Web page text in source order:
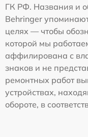
ГК РФ. Названия и
Behringer
целях — чтобы
которой мы
аффилирована с
знаков и не
ремонтных работ
устройствах,
обороте, в